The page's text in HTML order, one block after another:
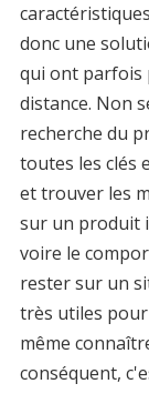
donc une
qui ont parfois
distance. Non
recherche du
toutes les clés
et trouver les
sur un produit
voire le
rester sur un
très utiles
même
conséquent,